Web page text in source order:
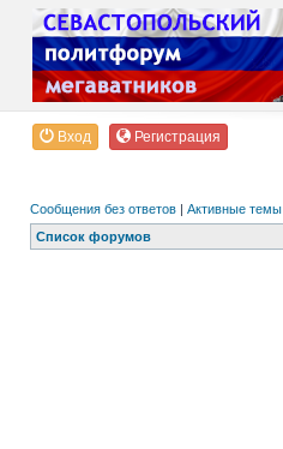
Вход Регистрация
Сообщения без ответов | Активные темы
Список форумов